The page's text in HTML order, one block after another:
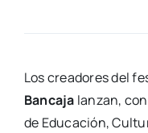
Los crea­do­res del
Ban­ca­ja lan­zan,
de Edu­ca­ción,